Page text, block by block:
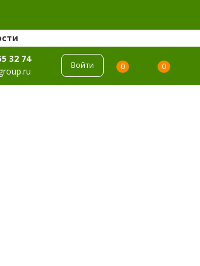
32 74
Войти 0 0